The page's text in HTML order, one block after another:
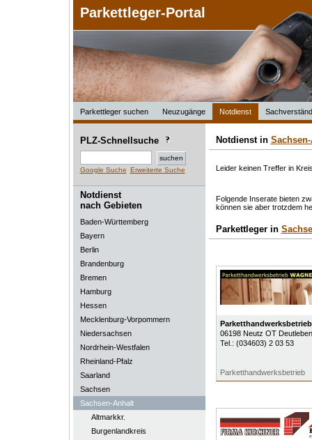
Parkettleger-Portal
Parkettleger suchen Neuzugänge Notdienst
PLZ-Schnellsuche
Google Suche Erweiterte Suche
Notdienst
nach Gebieten
Baden-Württemberg
Bayern
Berlin
Brandenburg
Bremen
Hamburg
Hessen
Mecklenburg-Vorpommern
Niedersachsen
Nordrhein-Westfalen
Rheinland-Pfalz
Saarland
Sachsen
Sachsen-Anhalt
Altmarkkr.
Burgenlandkreis
Notdienst in
Leider keinen Treffer in
Folgende Inserate bieten
können sie aber trotzdem
Parkettleger in
06198 Neutz OT Deutleben
Tel.: (034603) 2 03 53
Parketthandwerksbetrieb